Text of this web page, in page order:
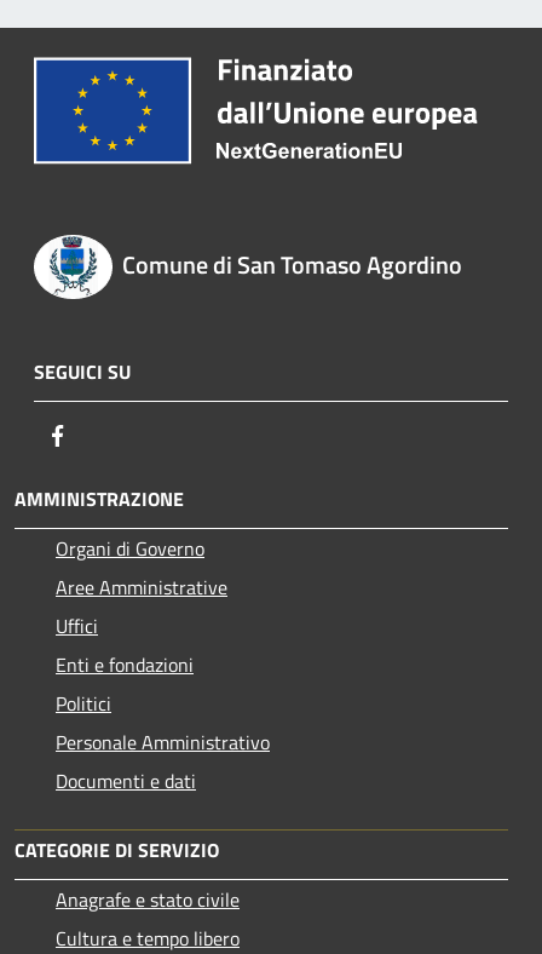
Comune di San Tomaso Agordino
SEGUICI SU
AMMINISTRAZIONE
Organi di Governo
Aree Amministrative
Uffici
Enti e fondazioni
Politici
Personale Amministrativo
Documenti e dati
CATEGORIE DI SERVIZIO
Anagrafe e stato civile
Cultura e tempo libero